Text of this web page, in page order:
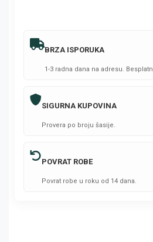
BRZA ISPORUKA
1-3 radna dana na adresu.
SIGURNA KUPOVINA
Provera po broju šasije.
POVRAT ROBE
Povrat robe u roku od 14 dana.